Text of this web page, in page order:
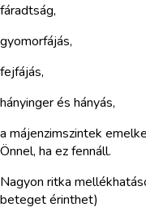
fáradtság,
gyomorfájás,
fejfájás,
hányinger és hányás,
a májenzimszintek
Önnel, ha ez fennáll.
Nagyon ritka
beteget érinthet)